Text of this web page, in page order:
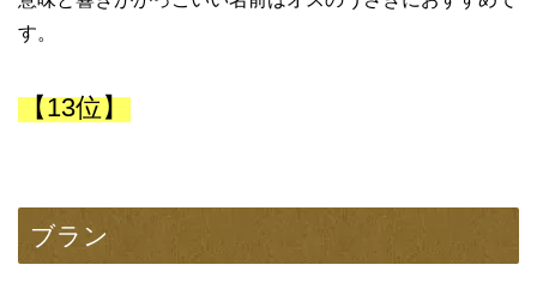
す。
【13位】
ブラン